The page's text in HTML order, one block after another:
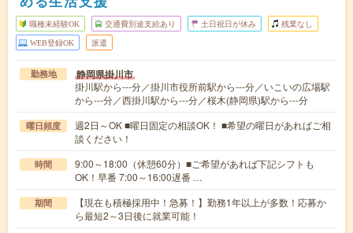
職種未経験OK 交通費別途支給あり 土日祝日が休み 残業なし
WEB登録OK 派遣
勤務地 静岡県掛川市
掛川駅から---分／掛川市役所前駅から---分／いこいの広場駅
から---分／西掛川駅から---分／桜木(静岡県)駅から---分
曜日頻度
週2日～OK ■曜日固定の相談OK！ ■希望の曜日があればご相
談ください！
時間
9:00～18:00（休憩60分）■ご希望があれば下記シフトも
OK！早番 7:00～16:00遅番 …
期間
【現在も積極採用中！急募！】勤務1年以上が多数！応募か
ら最短2～3日後に就業可能！